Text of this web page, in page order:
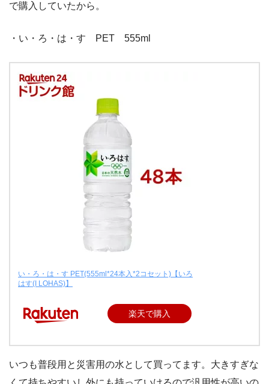
で購入していたから。
・い・ろ・は・す PET 555ml
い・ろ・は・す PET(555ml*24本入*2コセット)【いろ
はす(I LOHAS)】
楽天で購入
いつも普段用と災害用の水として買ってます。大きすぎな